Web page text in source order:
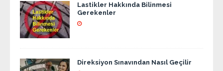
Lastikler Hakkında Bilinmesi
Gerekenler
Direksiyon Sınavından Nasıl Geçilir